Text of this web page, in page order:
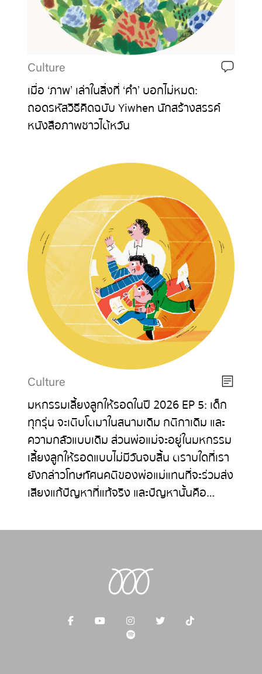
Culture
เมื่อ ‘ภาพ’ เล่าในสิ่งที่ ‘คำ’ บอกไม่หมด:
ถอดรหัสวิธีคิดฉบับ Yiwhen นักสร้างสรรค์
หนังสือภาพชาวไต้หวัน
Culture
มหกรรมเลี้ยงลูกให้รอดในปี 2026 EP 5: เด็ก
ทุกรุ่น จะเติบโตมาในสนามเดิม กติกาเดิม และ
ความกลัวแบบเดิม ส่วนพ่อแม่จะอยู่ในมหกรรม
เลี้ยงลูกให้รอดแบบไม่มีวันจบสิ้น ตราบใดที่เรา
ยังกล่าวโทษทัศนคติของพ่อแม่แทนที่จะร่วมส่ง
เสียงแก้ปัญหาที่แท้จริง และปัญหานั้นคือ…